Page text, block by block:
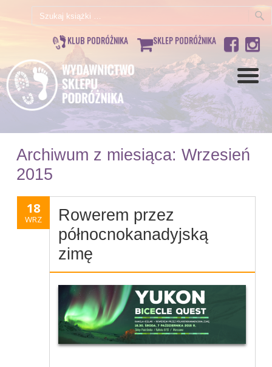
Szukaj:
KLUB PODRÓŻNIKA SKLEP PODRÓŻNIKA
Archiwum z miesiąca: Wrzesień
2015
18
WRZ
Rowerem przez
północnokanadyjską
zimę